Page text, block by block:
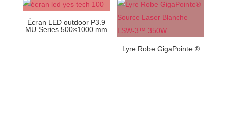
Écran LED outdoor P3.9
MU Series 500×1000 mm
Lyre Robe GigaPointe ®